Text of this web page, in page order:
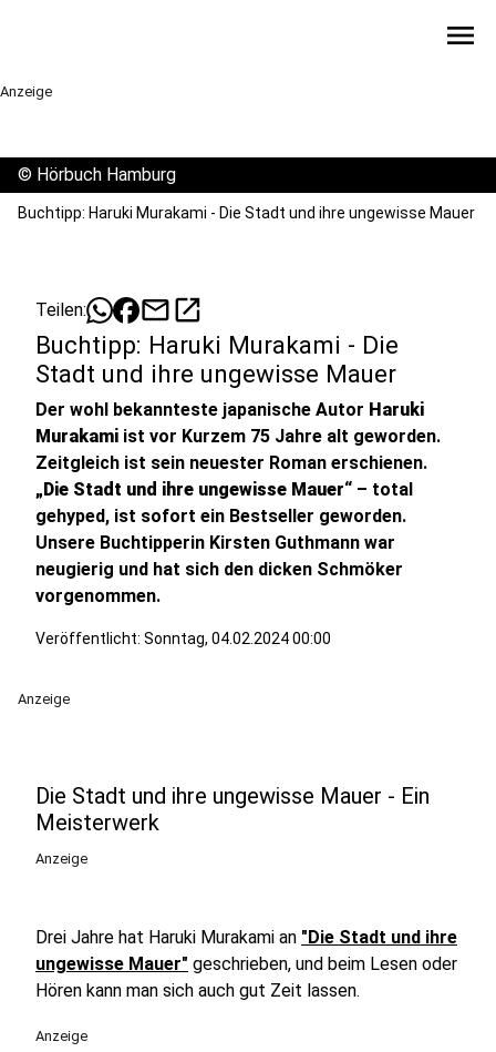
menu
Anzeige
© Hörbuch Hamburg
Buchtipp: Haruki Murakami - Die Stadt und ihre ungewisse Mauer
Teilen: mailopen_in_new
Buchtipp: Haruki Murakami - Die
Stadt und ihre ungewisse Mauer
Der wohl bekannteste japanische Autor Haruki
Murakami ist vor Kurzem 75 Jahre alt geworden.
Zeitgleich ist sein neuester Roman erschienen.
„Die Stadt und ihre ungewisse Mauer“ – total
gehyped, ist sofort ein Bestseller geworden.
Unsere Buchtipperin Kirsten Guthmann war
neugierig und hat sich den dicken Schmöker
vorgenommen.
Veröffentlicht: Sonntag, 04.02.2024 00:00
Anzeige
Die Stadt und ihre ungewisse Mauer - Ein
Meisterwerk
Anzeige
Drei Jahre hat Haruki Murakami an "Die Stadt und ihre
ungewisse Mauer" geschrieben, und beim Lesen oder
Hören kann man sich auch gut Zeit lassen.
Anzeige